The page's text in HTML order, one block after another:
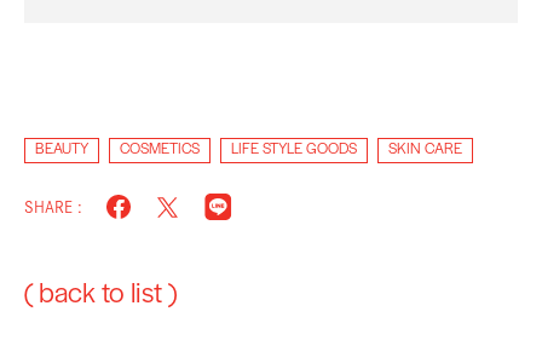
BEAUTY COSMETICS LIFE STYLE GOODS SKIN CARE
SHARE :
( back to list )